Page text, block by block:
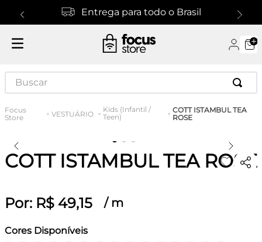
Entrega para todo o Brasil
Buscar
VESTUÁRIO
Kids (Infantil /
Teen)
COTT ISTAMBUL TEA
ROSE
COTT ISTAMBUL TEA ROSE
Por: R$ 49,15 / m
Cores Disponíveis